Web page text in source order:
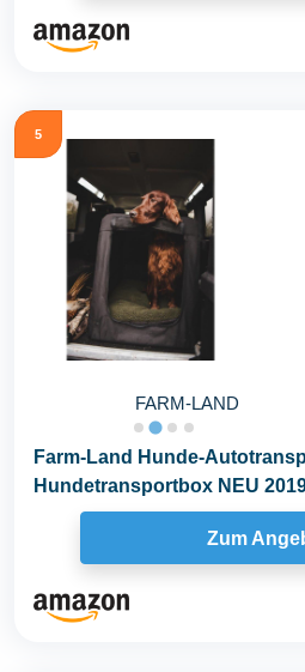
5
FARM-LAND
Farm-Land Hunde-
Hundetransportbox NEU
Zum